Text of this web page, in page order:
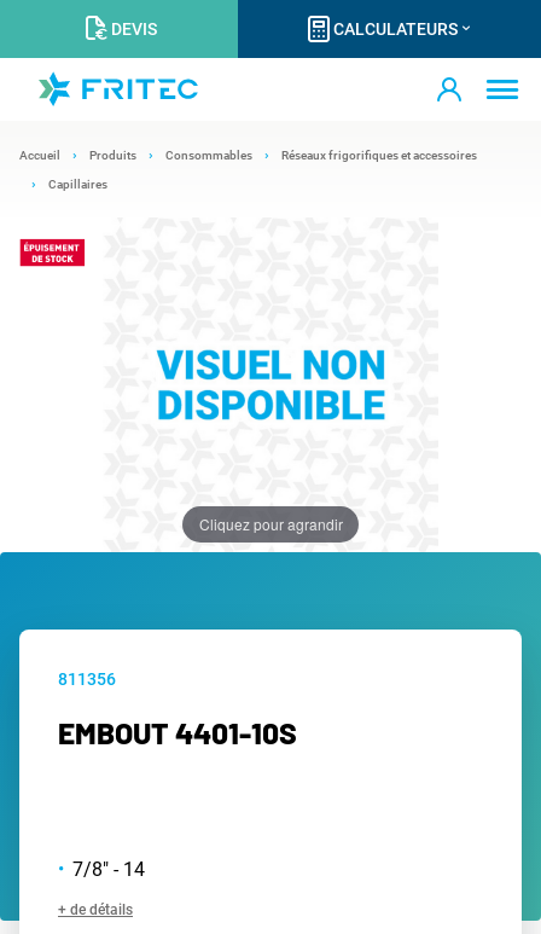
DEVIS CALCULATEURS
Accueil Produits Consommables Réseaux frigorifiques et accessoires
Capillaires
Cliquez pour agrandir
811356
EMBOUT 4401-10S
7/8" - 14
+ de détails